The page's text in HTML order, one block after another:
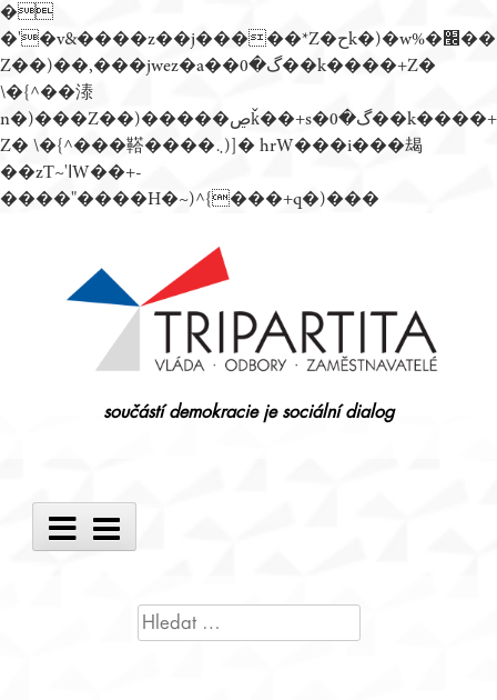
�
�'�v&����z��j�����*Z�حk�)�w%�׬��
Z��)��,���jwez�a��گ�0��k����+Z�
\�{^��溙
n�)���Z��)�����ڝǩ��+s�گ�0��k����+
Z� \�{^���鞳����܆)]� hrW���i���朅
��zƬ~'ߊW��+-
����"����H�~)^{���+q�)���
součástí demokracie je sociální dialog
Main
Menu
VYHLEDÁVÁNÍ